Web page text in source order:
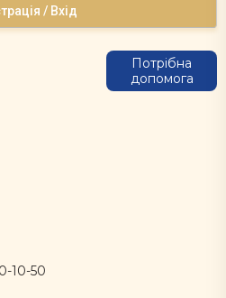
/ Вхід
Потрібна
допомога
10-50